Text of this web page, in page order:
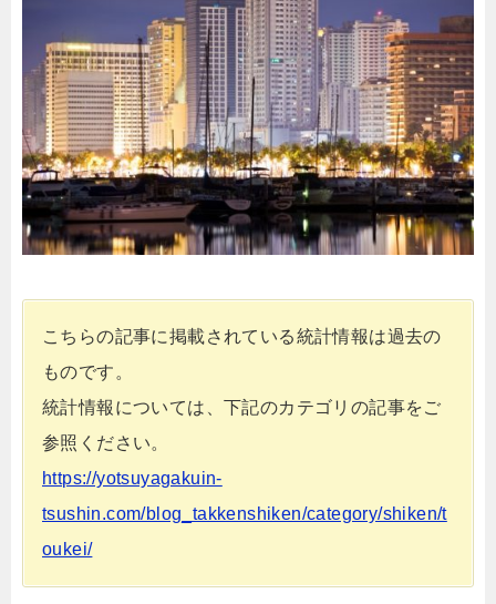
こちらの記事に掲載されている統計情報は過去の
ものです。
統計情報については、下記のカテゴリの記事をご
参照ください。
https://yotsuyagakuin-
tsushin.com/blog_takkenshiken/category/shiken/t
oukei/